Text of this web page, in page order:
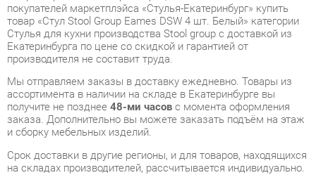
Мы отправляем заказы в доставку ежедневно. Товары из
ассортимента в наличии на складе в Екатеринбурге вы
получите не позднее48-ми часовс момента оформления
заказа. Дополнительно вы можете заказать подъём на этаж
и сборку мебельных изделий.
Срок доставки в другие регионы, и для товаров, находящихся
на складах производителей, рассчитывается индивидуально.
Уточнить наличие, срок и стоимость доставки вы можете
через форму обратной связи
В любой момент до передачи заказа в доставку, а также в
изменить выборили принять решение об отказе от покупки.